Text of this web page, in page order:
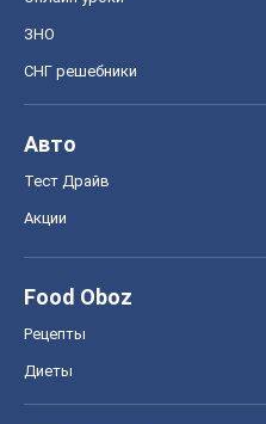
ЗНО
СНГ решебники
Авто
Тест Драйв
Акции
Food Oboz
Рецепты
Диеты